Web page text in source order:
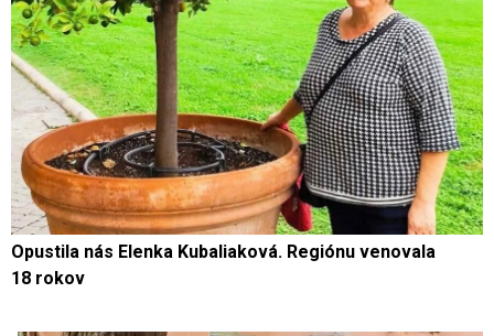
Opustila nás Elenka Kubaliaková. Regiónu venovala
18 rokov